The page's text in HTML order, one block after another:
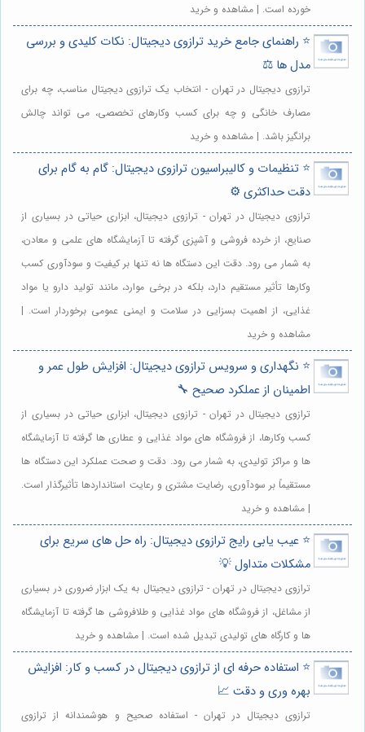
خورده است. | مشاهده و خرید
⭐️ راهنمای جامع خرید ترازوی دیجیتال: نکات کلیدی و بررسی
مدل ها ⚖️
ترازوی دیجیتال در تهران - انتخاب یک ترازوی دیجیتال مناسب، چه برای
مصارف خانگی و چه برای کسب وکارهای تخصصی، می تواند چالش
برانگیز باشد. | مشاهده و خرید
⭐️ تنظیمات و کالیبراسیون ترازوی دیجیتال: گام به گام برای
دقت حداکثری ⚙️
ترازوی دیجیتال در تهران - ترازوی دیجیتال، ابزاری حیاتی در بسیاری از
صنایع، از خرده فروشی و آشپزی گرفته تا آزمایشگاه های علمی و معادن،
به شمار می رود. دقت این دستگاه ها نه تنها بر کیفیت و سودآوری کسب
وکارها تأثیر مستقیم دارد، بلکه در برخی موارد، مانند تولید دارو یا مواد
غذایی، از اهمیت بسزایی در سلامت و ایمنی عمومی برخوردار است. |
مشاهده و خرید
⭐️ نگهداری و سرویس ترازوی دیجیتال: افزایش طول عمر و
اطمینان از عملکرد صحیح 🔧
ترازوی دیجیتال در تهران - ترازوی دیجیتال، ابزاری حیاتی در بسیاری از
کسب وکارها، از فروشگاه های مواد غذایی و عطاری ها گرفته تا آزمایشگاه
ها و مراکز تولیدی، به شمار می رود. دقت و صحت عملکرد این دستگاه ها
مستقیماً بر سودآوری، رضایت مشتری و رعایت استانداردها تأثیرگذار است.
| مشاهده و خرید
⭐️ عیب یابی رایج ترازوی دیجیتال: راه حل های سریع برای
مشکلات متداول 💡
ترازوی دیجیتال در تهران - ترازوی دیجیتال به یک ابزار ضروری در بسیاری
از مشاغل، از فروشگاه های مواد غذایی و طلافروشی ها گرفته تا آزمایشگاه
ها و کارگاه های تولیدی تبدیل شده است. | مشاهده و خرید
⭐️ استفاده حرفه ای از ترازوی دیجیتال در کسب و کار: افزایش
بهره وری و دقت 📈
ترازوی دیجیتال در تهران - استفاده صحیح و هوشمندانه از ترازوی